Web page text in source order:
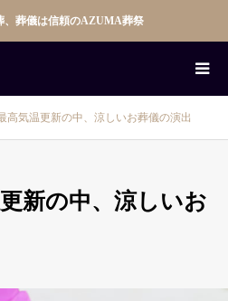
、葬儀は信頼のAZUMA葬祭
高気温更新の中、涼しいお葬儀の演出
新の中、涼しいお